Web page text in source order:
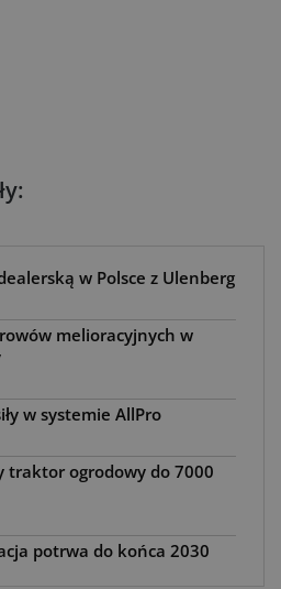
w Polsce z Ulenberg
melioracyjnych w
w systemie AllPro
traktor ogrodowy do 7000
potrwa do końca 2030